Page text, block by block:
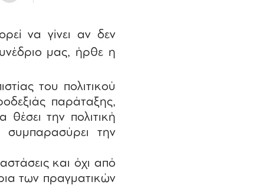
να γίνει αν δεν
μας, ήρθε η
του πολιτικού
παράταξης,
θέσει την πολιτική
συμπαρασύρει την
και όχι από
των πραγματικών